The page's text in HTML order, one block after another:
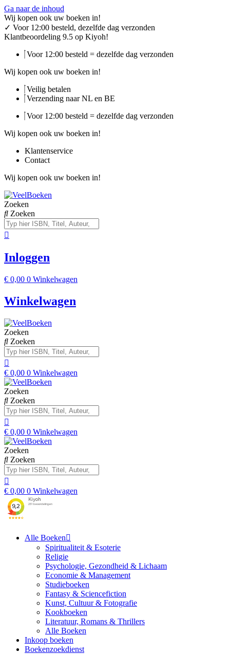
Ga naar de inhoud
Wij kopen ook uw boeken in!
✓ Voor 12:00 besteld, dezelfde dag verzonden
Klantbeoordeling 9.5 op Kiyoh!
Voor 12:00 besteld = dezelfde dag verzonden
Wij kopen ook uw boeken in!
Veilig betalen
Verzending naar NL en BE
Voor 12:00 besteld = dezelfde dag verzonden
Wij kopen ook uw boeken in!
Klantenservice
Contact
Wij kopen ook uw boeken in!
Zoeken
Zoeken
Inloggen
€ 0,00 0 Winkelwagen
Winkelwagen
Zoeken
Zoeken
€ 0,00 0 Winkelwagen
Zoeken
Zoeken
€ 0,00 0 Winkelwagen
Zoeken
Zoeken
€ 0,00 0 Winkelwagen
Alle Boeken
Spiritualiteit & Esoterie
Religie
Psychologie, Gezondheid & Lichaam
Economie & Management
Studieboeken
Fantasy & Sciencefiction
Kunst, Cultuur & Fotografie
Kookboeken
Literatuur, Romans & Thrillers
Alle Boeken
Inkoop boeken
Boekenzoekdienst